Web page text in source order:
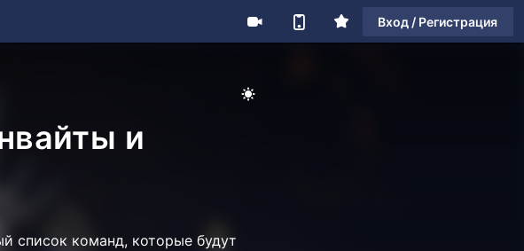
Вход / Регистрация
и
список команд, которые будут